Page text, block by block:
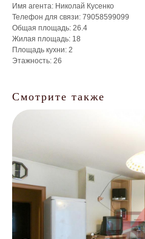
Имя агента: Николай Кусенко
Телефон для связи: 79058599099
Общая площадь: 26.4
Жилая площадь: 18
Площадь кухни: 2
Этажность: 26
Смотрите также
Что мы делаем для
/ Организация ремонта
/ Мебелировка квартиры под ключ
/От 3 700 ₽